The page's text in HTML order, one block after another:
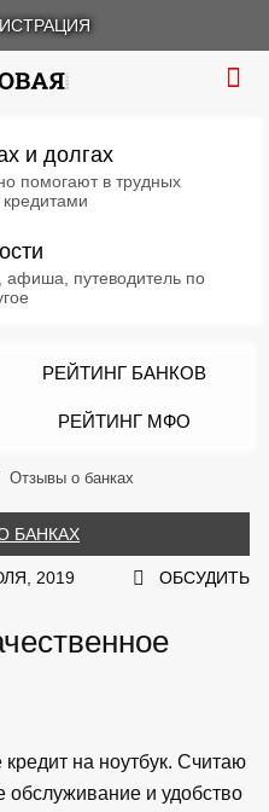
и долгах
помогают в трудных
афиша, путеводитель по
РЕЙТИНГ БАНКОВ
РЕЙТИНГ МФО
Отзывы о банках
БАНКАХ
2019 ОБСУДИТЬ
на ноутбук. Считаю
обслуживание и удобство